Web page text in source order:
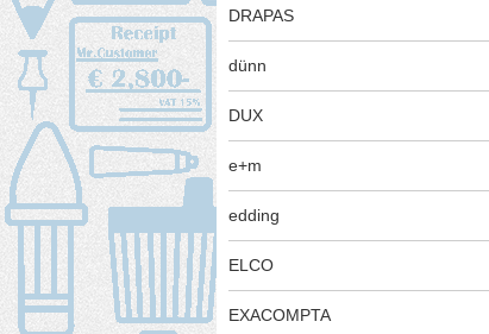
DRAPAS
dünn
DUX
e+m
edding
ELCO
EXACOMPTA